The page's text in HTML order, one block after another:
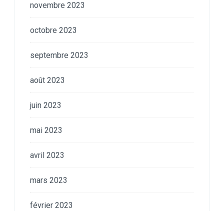
novembre 2023
octobre 2023
septembre 2023
août 2023
juin 2023
mai 2023
avril 2023
mars 2023
février 2023